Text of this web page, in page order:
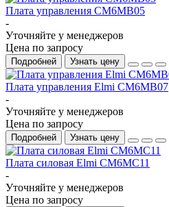
Плата управления CM6MB05
-
Уточняйте у менеджеров
Цена по запросу
Подробней Узнать цену
Плата управления Elmi CM6MB07
-
Уточняйте у менеджеров
Цена по запросу
Подробней Узнать цену
Плата силовая Elmi CM6MC11
-
Уточняйте у менеджеров
Цена по запросу